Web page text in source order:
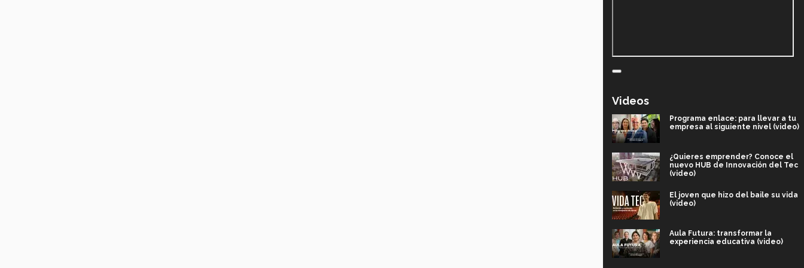
Videos
Programa enlace: para llevar a tu
empresa al siguiente nivel (video)
¿Quieres emprender? Conoce el
nuevo HUB de Innovación del Tec
(video)
El joven que hizo del baile su vida
(video)
Aula Futura: transformar la
experiencia educativa (video)